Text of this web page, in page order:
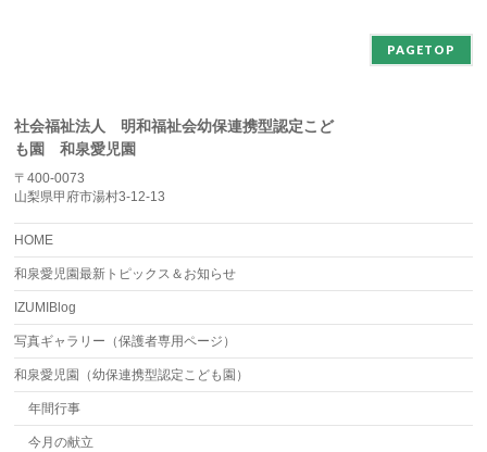
PAGETOP
社会福祉法人 明和福祉会幼保連携型認定こど
も園 和泉愛児園
〒400-0073
山梨県甲府市湯村3-12-13
HOME
和泉愛児園最新トピックス＆お知らせ
IZUMIBlog
写真ギャラリー（保護者専用ページ）
和泉愛児園（幼保連携型認定こども園）
年間行事
今月の献立